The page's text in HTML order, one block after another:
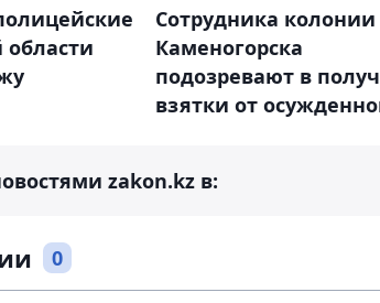
области
Сотрудника колонии
Каменогорска
подозревают в
взятки от
zakon.kz в:
0